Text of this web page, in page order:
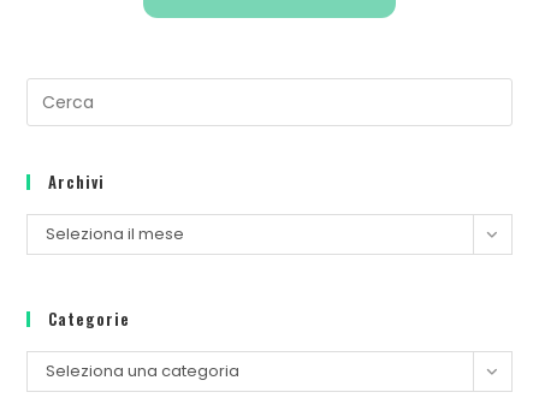
Archivi
Seleziona il mese
Categorie
Seleziona una categoria